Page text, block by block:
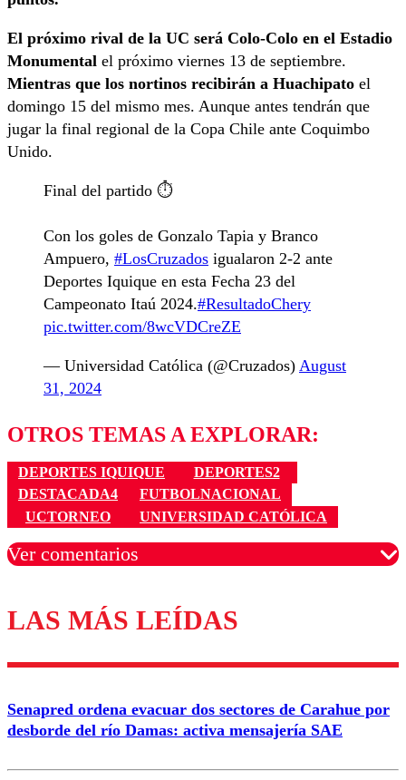
El próximo rival de la UC será Colo-Colo en el Estadio
Monumental el próximo viernes 13 de septiembre.
Mientras que los nortinos recibirán a Huachipato el
domingo 15 del mismo mes. Aunque antes tendrán que
jugar la final regional de la Copa Chile ante Coquimbo
Unido.
Final del partido ⏱️
Con los goles de Gonzalo Tapia y Branco
Ampuero, #LosCruzados igualaron 2-2 ante
Deportes Iquique en esta Fecha 23 del
Campeonato Itaú 2024.#ResultadoChery
pic.twitter.com/8wcVDCreZE
— Universidad Católica (@Cruzados) August
31, 2024
OTROS TEMAS A EXPLORAR:
DEPORTES IQUIQUE
DEPORTES2
DESTACADA4
FUTBOLNACIONAL
UCTORNEO
UNIVERSIDAD CATÓLICA
Ver comentarios
Los comentarios son moderados para garantizar un
diálogo respetuoso.
Correo
LAS MÁS LEÍDAS
Senapred ordena evacuar dos sectores de Carahue por
desborde del río Damas: activa mensajería SAE